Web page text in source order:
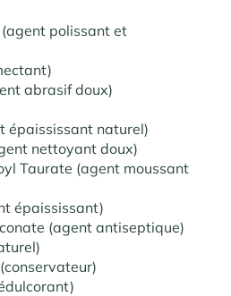
polissant et
abrasif doux)
épaississant naturel)
nettoyant doux)
Taurate (agent moussant
épaississant)
(agent antiseptique)